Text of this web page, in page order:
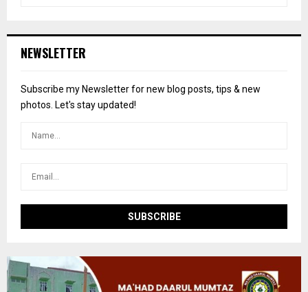
h
o
r
NEWSLETTER
Subscribe my Newsletter for new blog posts, tips & new
photos. Let's stay updated!